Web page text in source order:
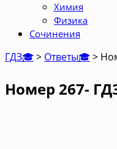
Химия
Физика
Сочинения
ГДЗ🎓> Ответы🎓>
Номер 267-